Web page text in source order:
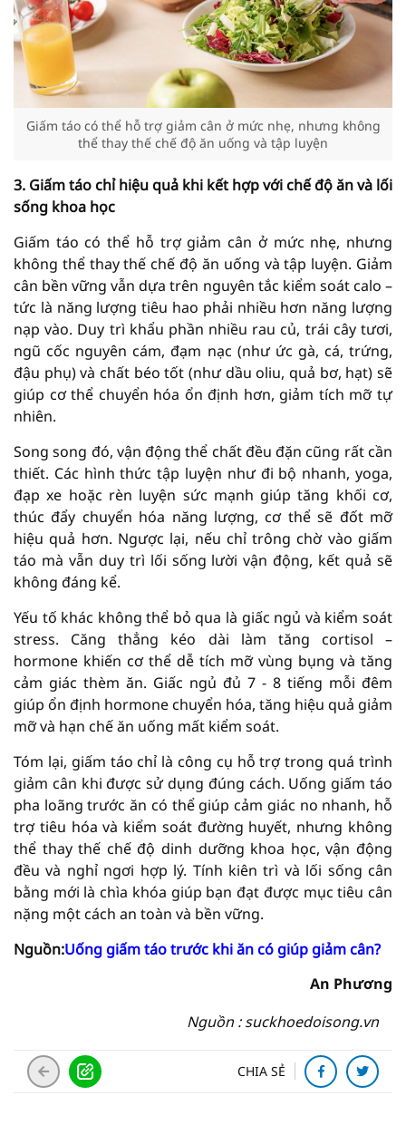
Giấm táo có thể hỗ trợ giảm cân ở mức nhẹ, nhưng không
thể thay thế chế độ ăn uống và tập luyện
3. Giấm táo chỉ hiệu quả khi kết hợp với chế độ ăn và lối
sống khoa học
Giấm táo có thể hỗ trợ giảm cân ở mức nhẹ, nhưng
không thể thay thế chế độ ăn uống và tập luyện. Giảm
cân bền vững vẫn dựa trên nguyên tắc kiểm soát calo –
tức là năng lượng tiêu hao phải nhiều hơn năng lượng
nạp vào. Duy trì khẩu phần nhiều rau củ, trái cây tươi,
ngũ cốc nguyên cám, đạm nạc (như ức gà, cá, trứng,
đậu phụ) và chất béo tốt (như dầu oliu, quả bơ, hạt) sẽ
giúp cơ thể chuyển hóa ổn định hơn, giảm tích mỡ tự
nhiên.
Song song đó, vận động thể chất đều đặn cũng rất cần
thiết. Các hình thức tập luyện như đi bộ nhanh, yoga,
đạp xe hoặc rèn luyện sức mạnh giúp tăng khối cơ,
thúc đẩy chuyển hóa năng lượng, cơ thể sẽ đốt mỡ
hiệu quả hơn. Ngược lại, nếu chỉ trông chờ vào giấm
táo mà vẫn duy trì lối sống lười vận động, kết quả sẽ
không đáng kể.
Yếu tố khác không thể bỏ qua là giấc ngủ và kiểm soát
stress. Căng thẳng kéo dài làm tăng cortisol –
hormone khiến cơ thể dễ tích mỡ vùng bụng và tăng
cảm giác thèm ăn. Giấc ngủ đủ 7 - 8 tiếng mỗi đêm
giúp ổn định hormone chuyển hóa, tăng hiệu quả giảm
mỡ và hạn chế ăn uống mất kiểm soát.
Tóm lại, giấm táo chỉ là công cụ hỗ trợ trong quá trình
giảm cân khi được sử dụng đúng cách. Uống giấm táo
pha loãng trước ăn có thể giúp cảm giác no nhanh, hỗ
trợ tiêu hóa và kiểm soát đường huyết, nhưng không
thể thay thế chế độ dinh dưỡng khoa học, vận động
đều và nghỉ ngơi hợp lý. Tính kiên trì và lối sống cân
bằng mới là chìa khóa giúp bạn đạt được mục tiêu cân
nặng một cách an toàn và bền vững.
Nguồn:Uống giấm táo trước khi ăn có giúp giảm cân?
An Phương
Nguồn : suckhoedoisong.vn
CHIA SẺ